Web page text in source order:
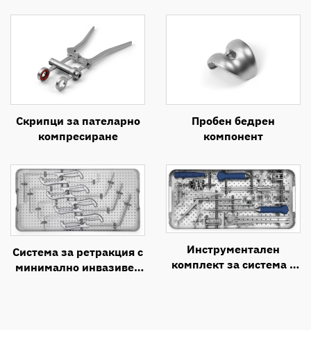
Скрипци за пателарно
компресиране
Пробен бедрен
компонент
Система за ретракция с
минимално инвазивен
Инструментален
комплект за система с